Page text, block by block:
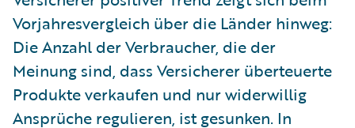
Vorjahresvergleich über die Länder hinweg:
Die Anzahl der Verbraucher, die der
Meinung sind, dass Versicherer überteuerte
Produkte verkaufen und nur widerwillig
Ansprüche regulieren, ist gesunken. In